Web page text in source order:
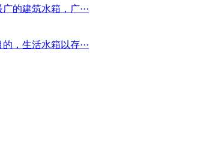
的建筑水箱，广···
，生活水箱以存···